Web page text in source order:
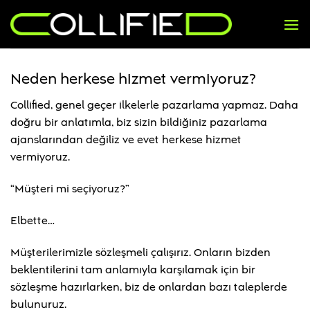
atla
Neden herkese hizmet vermiyoruz?
Collified, genel geçer ilkelerle pazarlama yapmaz. Daha
doğru bir anlatımla, biz sizin bildiğiniz pazarlama
ajanslarından değiliz ve evet herkese hizmet
vermiyoruz.
“Müşteri mi seçiyoruz?”
Elbette…
Müşterilerimizle sözleşmeli çalışırız. Onların bizden
beklentilerini tam anlamıyla karşılamak için bir
sözleşme hazırlarken, biz de onlardan bazı taleplerde
bulunuruz.